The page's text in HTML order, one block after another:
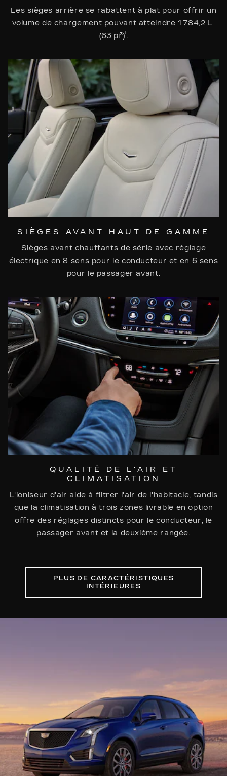
Les sièges arrière se rabattent à plat pour offrir un
volume de chargement pouvant atteindre 1 784,2 L
(63 pi³)†.
SIÈGES AVANT HAUT DE GAMME
Sièges avant chauffants de série avec réglage
électrique en 8 sens pour le conducteur et en 6 sens
pour le passager avant.
QUALITÉ DE L'AIR ET
CLIMATISATION
L'ioniseur d'air aide à filtrer l'air de l'habitacle, tandis
que la climatisation à trois zones livrable en option
offre des réglages distincts pour le conducteur, le
passager avant et la deuxième rangée.
PLUS DE CARACTÉRISTIQUES
INTÉRIEURES